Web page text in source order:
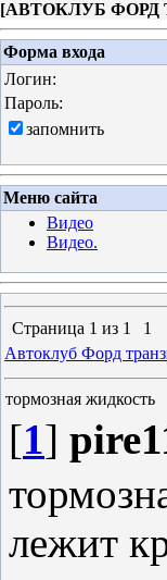
[АВТОКЛУБ ФОРД
Форма входа
Логин:
Пароль:
запомнить
Меню сайта
Видео
Видео.
Страница 1 из 1
1
Автоклуб Форд
тормозная жидкость
[1]
лежит